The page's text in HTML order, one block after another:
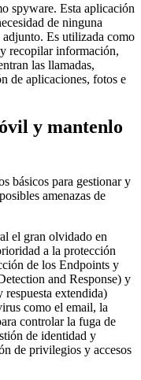
spyware. Esta aplicación
de ninguna
Es utilizada como
recopilar información,
las llamadas,
de aplicaciones, fotos e
y mantenlo
básicos para gestionar y
amenazas de
el gran olvidado en
a la protección
de los Endpoints y
and Response) y
extendida)
como el email, la
controlar la fuga de
de identidad y
de privilegios y accesos